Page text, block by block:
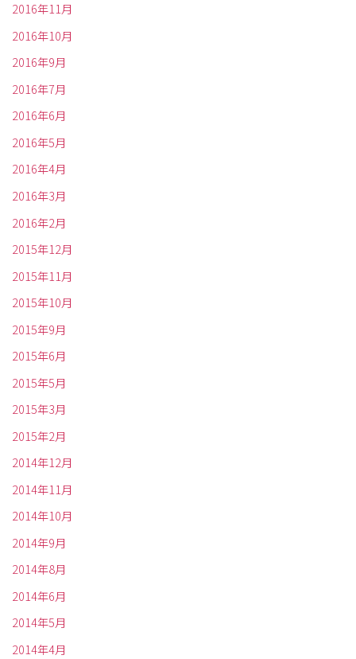
2016年11月
2016年10月
2016年9月
2016年7月
2016年6月
2016年5月
2016年4月
2016年3月
2016年2月
2015年12月
2015年11月
2015年10月
2015年9月
2015年6月
2015年5月
2015年3月
2015年2月
2014年12月
2014年11月
2014年10月
2014年9月
2014年8月
2014年6月
2014年5月
2014年4月